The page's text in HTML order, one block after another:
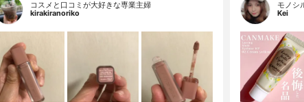
コスメと口コミが大好きな専業主婦
kirakiranoriko
モノシ
Kei